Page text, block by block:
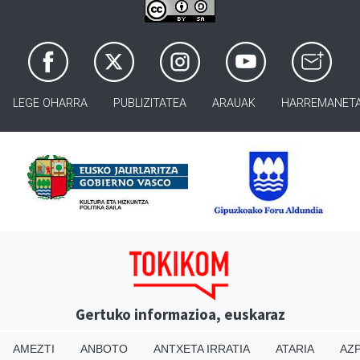
LEGE OHARRA PUBLIZITATEA ARAUAK
Gertuko informazioa, euskaraz
AMEZTI ANBOTO ANTXETA IRRATIA ATARIA